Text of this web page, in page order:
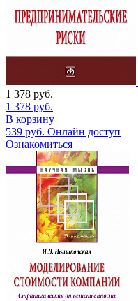
1 378 руб.
1 378 руб.
В корзину
539 руб. Онлайн доступ
Ознакомиться